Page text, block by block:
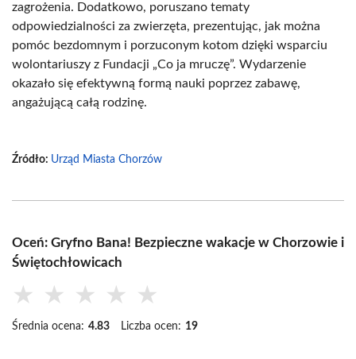
zagrożenia. Dodatkowo, poruszano tematy
odpowiedzialności za zwierzęta, prezentując, jak można
pomóc bezdomnym i porzuconym kotom dzięki wsparciu
wolontariuszy z Fundacji „Co ja mruczę”. Wydarzenie
okazało się efektywną formą nauki poprzez zabawę,
angażującą całą rodzinę.
Źródło: Urząd Miasta Chorzów
Oceń: Gryfno Bana! Bezpieczne wakacje w Chorzowie i
Świętochłowicach
★ ★ ★ ★ ★
Średnia ocena: 4.83 Liczba ocen: 19